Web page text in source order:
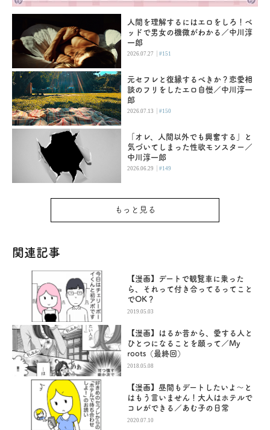
人間を理解するにはエロをしろ！ベ
ッドで男女の機微がわかる／中川淳
一郎
2026.07.27 |#151
元セフレと復縁するべきか？恋愛相
談のフリをしたエロ自慢／中川淳一
郎
2026.07.13 |#150
「オレ、人間以外でも興奮する」と
気づいてしまった性欲モンスター／
中川淳一郎
2026.06.29 |#149
もっと見る
関連記事
【漫画】デートで観覧車に乗った
ら、それって付き合ってるってこと
でOK？
2019.05.03
【漫画】はるか昔から、愛する人と
ひとつになることを願って／My
roots（最終回）
2018.05.08
【漫画】昼間もデートしたいよ～と
はもう言いません！大人はホテルで
コレができる／あむ子の日常
2020.07.10